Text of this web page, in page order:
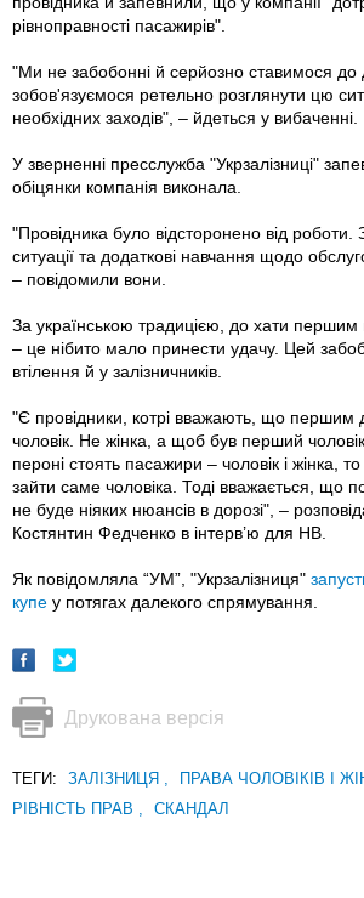
рівноправності пасажирів".
"Ми не забобонні й серйозно ставимося до
зобов'язуємося ретельно розглянути цю
необхідних заходів", – йдеться у вибаченні.
У зверненні пресслужба "Укрзалізниці"
обіцянки компанія виконала.
"Провідника було відсторонено від
ситуації та додаткові навчання щодо
– повідомили вони.
За українською традицією, до хати першим
– це нібито мало принести удачу. Цей
втілення й у залізничників.
"Є провідники, котрі вважають, що першим
чоловік. Не жінка, а щоб був перший
пероні стоять пасажири – чоловік і жінка,
зайти саме чоловіка. Тоді вважається, що
не буде ніяких нюансів в дорозі", –
Костянтин Федченко в інтерв’ю для НВ.
Як повідомляла “УМ”, "Укрзалізниця"
купе у потягах далекого спрямування.
Друкована версія
ТЕГИ: ЗАЛІЗНИЦЯ , ПРАВА ЧОЛОВІКІВ І
РІВНІСТЬ ПРАВ , СКАНДАЛ